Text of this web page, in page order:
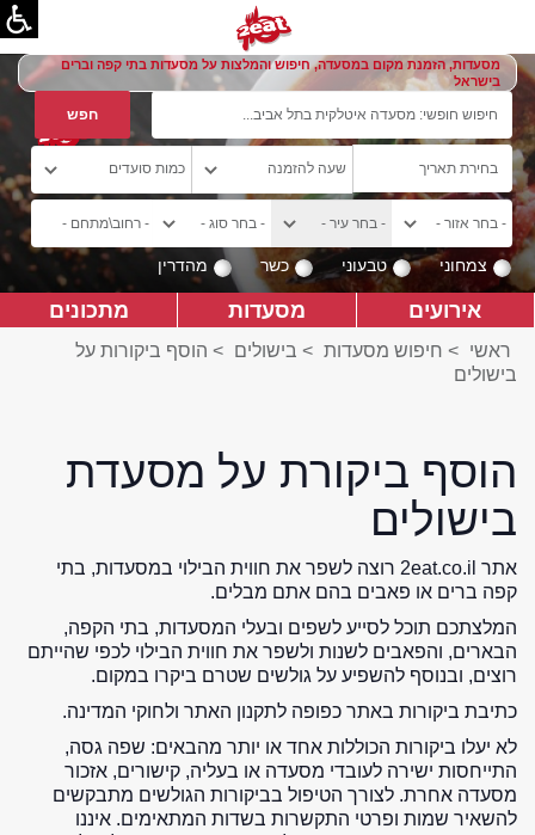
מסעדות, הזמנת מקום במסעדה, חיפוש והמלצות על מסעדות בתי קפה וברים
בישראל
צמחוני טבעוני כשר מהדרין
אירועים מסעדות מתכונים
ראשי > חיפוש מסעדות > בישולים > הוסף ביקורות על
בישולים
הוסף ביקורת על מסעדת
בישולים
אתר 2eat.co.il רוצה לשפר את חווית הבילוי במסעדות, בתי
קפה ברים או פאבים בהם אתם מבלים.
המלצתכם תוכל לסייע לשפים ובעלי המסעדות, בתי הקפה,
הבארים, והפאבים לשנות ולשפר את חווית הבילוי לכפי שהייתם
רוצים, ובנוסף להשפיע על גולשים שטרם ביקרו במקום.
כתיבת ביקורות באתר כפופה לתקנון האתר ולחוקי המדינה.
לא יעלו ביקורות הכוללות אחד או יותר מהבאים: שפה גסה,
התייחסות ישירה לעובדי מסעדה או בעליה, קישורים, אזכור
מסעדה אחרת. לצורך הטיפול בביקורות הגולשים מתבקשים
להשאיר שמות ופרטי התקשרות בשדות המתאימים. איננו